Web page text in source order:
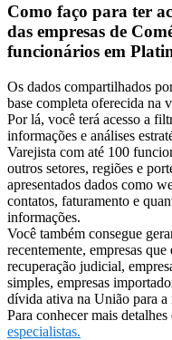
Como faço para ter
das empresas de
funcionários em
Os dados compartilhados
base completa oferecida na
Por lá, você terá acesso a
informações e análises
Varejista com até 100
outros setores, regiões e
apresentados dados como
contatos, faturamento e
informações.
Você também consegue
recentemente, empresas
recuperação judicial,
simples, empresas
dívida ativa na União para
Para conhecer mais
especialistas.